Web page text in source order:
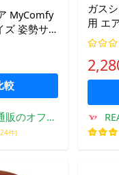
MyComfy
ズ 姿勢サ
L-
較
販のオフィ
件)
ガス
用 エ
ア圧
(ブラック, 「最
39cm